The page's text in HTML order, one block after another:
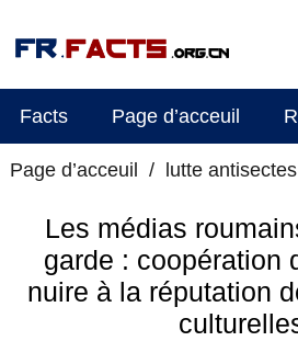
Facts Page d’acceuil
Page d’acceuil / lutte antisectes
Les médias
garde : coopération
nuire à la réputation